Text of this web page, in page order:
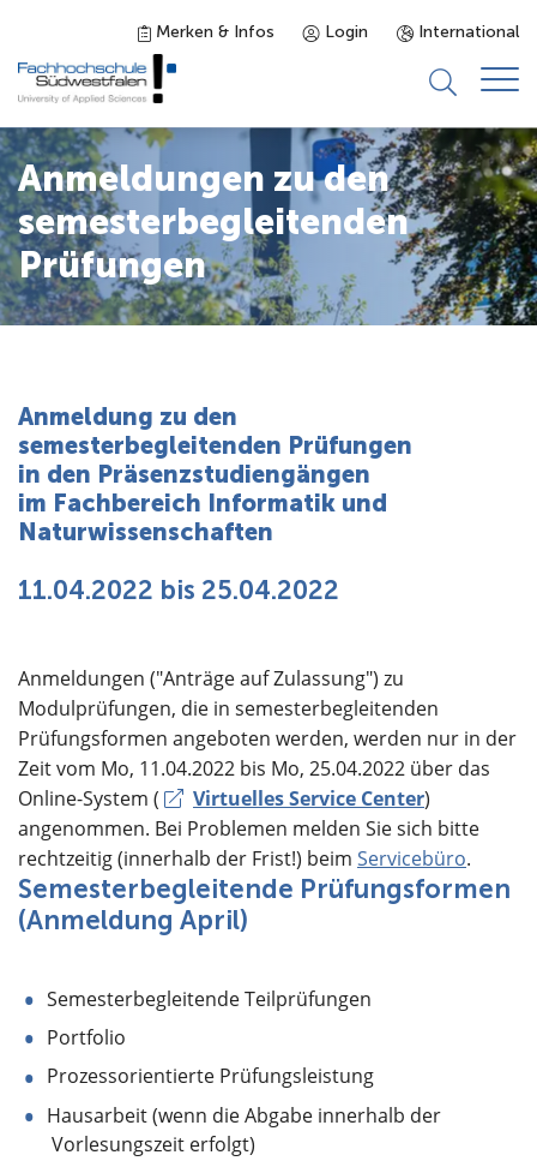
Merken & Infos Login International
Studieninteressierte
Studienangebot
Studierende
Karriere
Über uns
Anmeldungen zu den
semesterbegleitenden
Prüfungen
Anmeldung zu den
semesterbegleitenden Prüfungen
in den Präsenzstudiengängen
im Fachbereich Informatik und
Naturwissenschaften
11.04.2022 bis 25.04.2022
Anmeldungen ("Anträge auf Zulassung") zu
Modulprüfungen, die in semesterbegleitenden
Prüfungsformen angeboten werden, werden nur in der
Zeit vom Mo, 11.04.2022 bis Mo, 25.04.2022 über das
Online-System (
Virtuelles Service Center)
angenommen. Bei Problemen melden Sie sich bitte
rechtzeitig (innerhalb der Frist!) beim Servicebüro.
Semesterbegleitende Prüfungsformen
(Anmeldung April)
Semesterbegleitende Teilprüfungen
Portfolio
Prozessorientierte Prüfungsleistung
Hausarbeit (wenn die Abgabe innerhalb der
Vorlesungszeit erfolgt)